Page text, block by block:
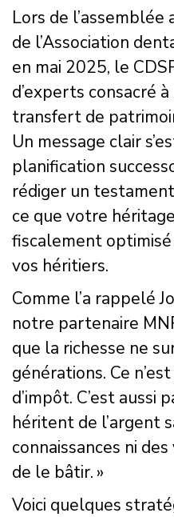
Lors de
de l’Association
en mai 2025, le
d’experts consacré
transfert de
Un message clair
planification
rédiger un
ce que votre
fiscalement
vos héritiers.
Comme l’a rappelé
notre partenaire
que la richesse ne
générations. Ce
d’impôt. C’est aussi
héritent de l’argent
connaissances ni
de le bâtir. »
Voici quelques